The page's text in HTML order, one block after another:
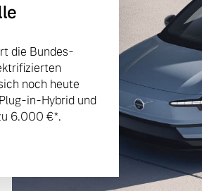
die Bundes-
noch heute
in-Hybrid und
6.000 €⁠*.